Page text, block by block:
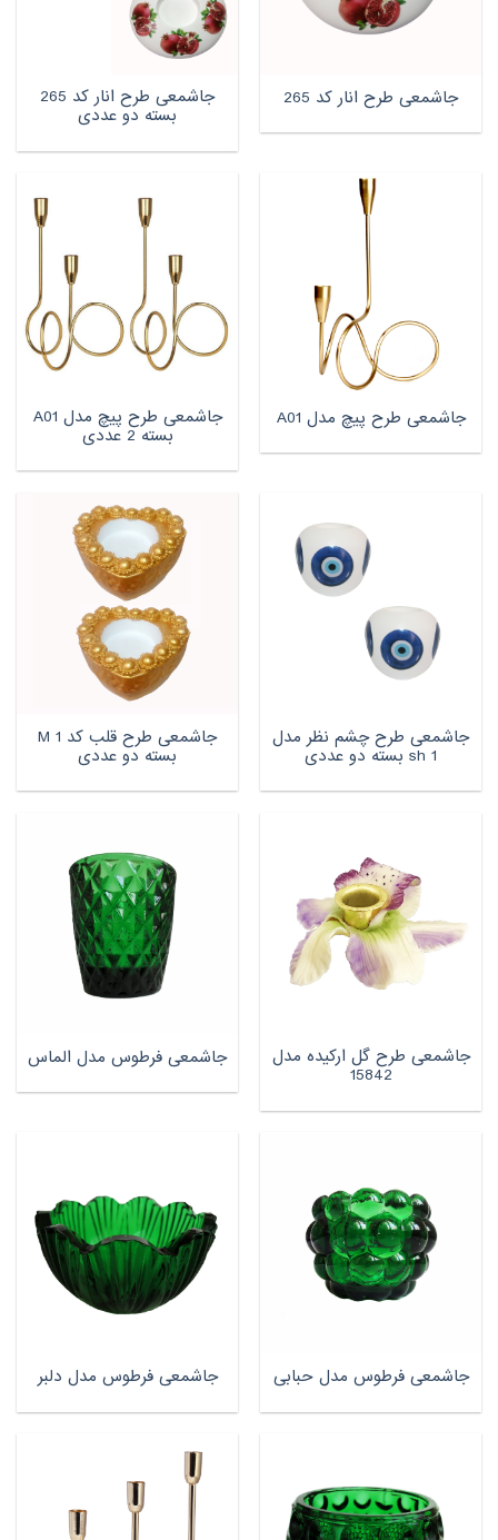
جاشمعی طرح انار کد 265 جاشمعی طرح انار کد 265
بسته دو عددی
جاشمعی طرح پیچ مدل A01 جاشمعی طرح پیچ مدل A01
بسته 2 عددی
جاشمعی طرح چشم نظر مدل
sh 1 بسته دو عددی
جاشمعی طرح قلب کد M 1
بسته دو عددی
جاشمعی طرح گل ارکیده مدل
15842
جاشمعی فرطوس مدل الماس
جاشمعی فرطوس مدل حبابی جاشمعی فرطوس مدل دلبر